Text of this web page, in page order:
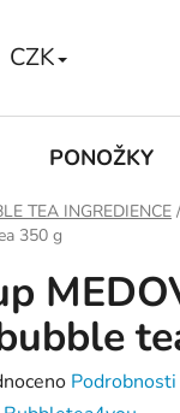
CZK
PONOŽKY
TEA INGREDIENCE /
350 g